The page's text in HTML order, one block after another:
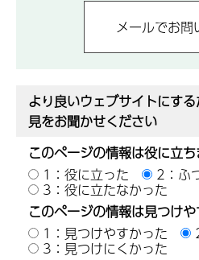
より良いウェブサイトにす
見をお聞かせください
このページの情報は役に立
1：役に立った
2：ふ
3：役に立たなかった
このページの情報は見つけ
1：見つけやすかった
3：見つけにくかった